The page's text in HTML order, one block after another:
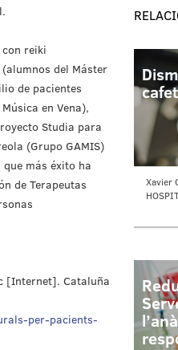
reiki
del Máster
de pacientes
en Vena),
Studia para
(Grupo GAMIS)
más éxito ha
de Terapeutas
[Internet]. Cataluña
per-pacients-
Xavier